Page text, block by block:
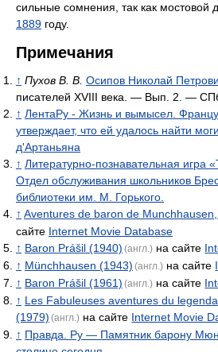
сильные сомнения, так как мостовой
1889 году.
Примечания
↑ Пухов В. В. Осипов Николай
писателей XVIII века. — Вып. 2. —
↑ ЛентаРу - Жизнь и вымысел.
утверждает, что ей удалось найти
д'Артаньяна
↑ Литературно-познавательная игра
Отдел обслуживания школьников
библиотеки им. М. Горького.
↑ Aventures de baron de
сайте Internet Movie Database
↑ Baron Prášil (1940) (англ.) на сайте
↑ Münchhausen (1943) (англ.) на сайте
↑ Baron Prášil (1961) (англ.) на сайте
↑ Les Fabuleuses aventures du
(1979) (англ.) на сайте Internet Movie
↑ Правда. Ру — Памятник барону